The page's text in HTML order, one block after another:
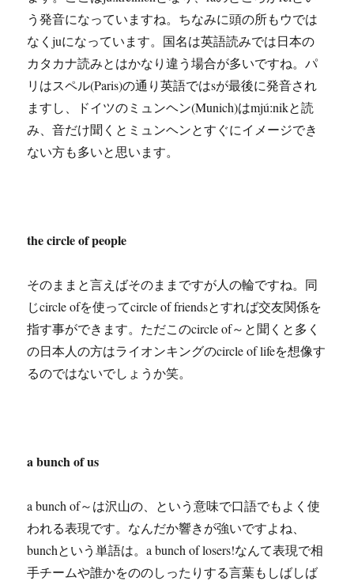
う発音になっていますね。ちなみに頭の所もウでは
なくjuになっています。国名は英語読みでは日本の
カタカナ読みとはかなり違う場合が多いですね。パ
リはスペル(Paris)の通り英語ではsが最後に発音され
ますし、ドイツのミュンヘン(Munich)はmjúːnikと読
み、音だけ聞くとミュンヘンとすぐにイメージでき
ない方も多いと思います。
the circle of people
そのままと言えばそのままですが人の輪ですね。同
じcircle ofを使ってcircle of friendsとすれば交友関係を
指す事ができます。ただこのcircle of～と聞くと多く
の日本人の方はライオンキングのcircle of lifeを想像す
るのではないでしょうか笑。
a bunch of us
a bunch of～は沢山の、という意味で口語でもよく使
われる表現です。なんだか響きが強いですよね、
bunchという単語は。a bunch of losers!なんて表現で相
手チームや誰かをののしったりする言葉もしばしば